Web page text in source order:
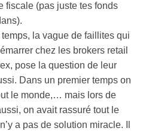
fiscale (pas juste tes fonds
temps, la vague de faillites qui
chez les brokers retail
pose la question de leur
Dans un premier temps on
le monde,… mais lors de
on avait rassuré tout le
a pas de solution miracle. Il